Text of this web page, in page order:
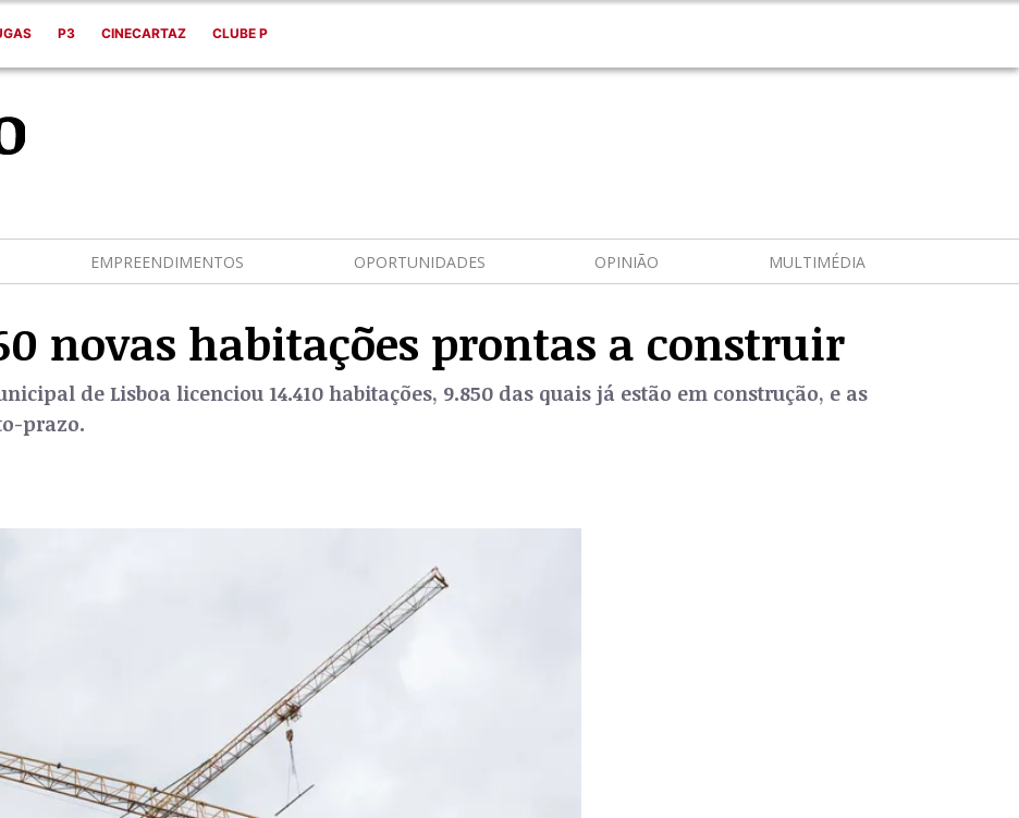
P3 CINECARTAZ CLUBE P
EMPREENDIMENTOS OPORTUNIDADES OPINIÃO MULTIMÉDIA
novas habitações prontas a construir
de Lisboa licenciou 14.410 habitações, 9.850 das quais já estão em construção, e as
prazo.